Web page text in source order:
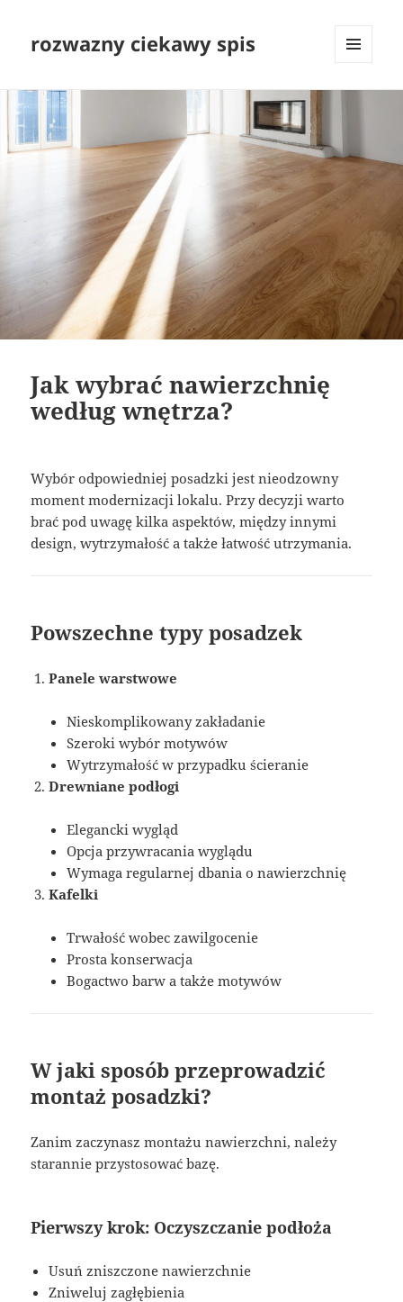
rozwazny ciekawy spis
Jak wybrać nawierzchnię
według wnętrza?
Wybór odpowiedniej posadzki jest nieodzowny
moment modernizacji lokalu. Przy decyzji warto
brać pod uwagę kilka aspektów, między innymi
design, wytrzymałość a także łatwość utrzymania.
Powszechne typy posadzek
Panele warstwowe
Nieskomplikowany zakładanie
Szeroki wybór motywów
Wytrzymałość w przypadku ścieranie
Drewniane podłogi
Elegancki wygląd
Opcja przywracania wyglądu
Wymaga regularnej dbania o nawierzchnię
Kafelki
Trwałość wobec zawilgocenie
Prosta konserwacja
Bogactwo barw a także motywów
W jaki sposób przeprowadzić
montaż posadzki?
Zanim zaczynasz montażu nawierzchni, należy
starannie przystosować bazę.
Pierwszy krok: Oczyszczanie podłoża
Usuń zniszczone nawierzchnie
Zniweluj zagłębienia